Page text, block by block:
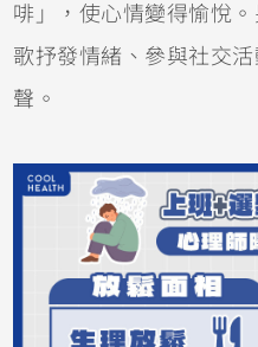
啡」，使心情變得愉悅
歌抒發情緒、參與社交
聲。